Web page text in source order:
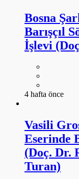
Bosna
Barışçıl
İşlevi
4 hafta önce
Vasili
Eserinde
(Doç. Dr.
Turan)